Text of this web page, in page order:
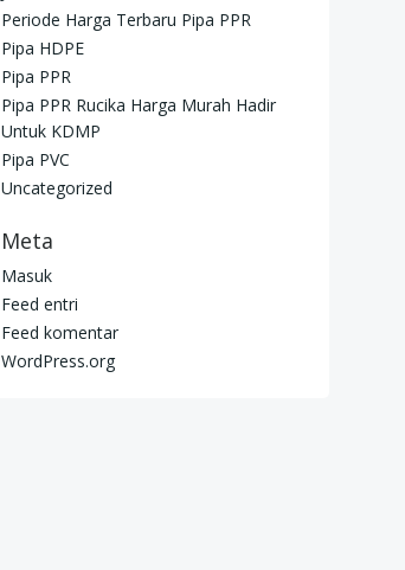
Periode Harga Terbaru Pipa PPR
Pipa HDPE
Pipa PPR
Pipa PPR Rucika Harga Murah Hadir
Untuk KDMP
Pipa PVC
Uncategorized
Meta
Masuk
Feed entri
Feed komentar
WordPress.org